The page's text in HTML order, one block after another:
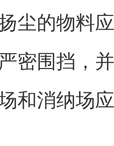
尘的物料
密围挡，
和消纳场